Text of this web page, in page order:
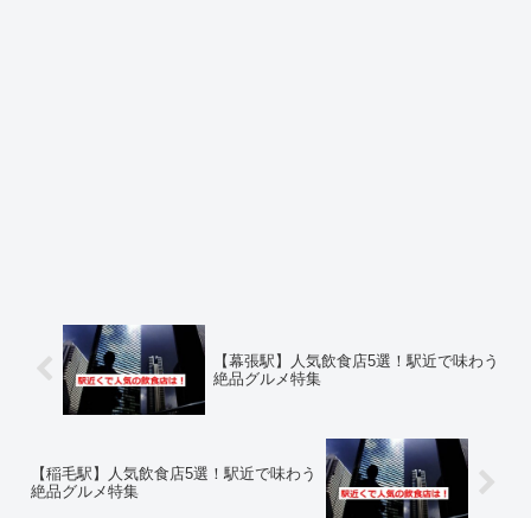
【幕張駅】人気飲食店5選！駅近で味わう
絶品グルメ特集
【稲毛駅】人気飲食店5選！駅近で味わう
絶品グルメ特集